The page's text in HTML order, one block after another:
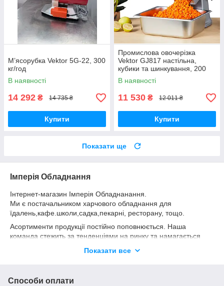
М’ясорубка Vektor 5G-22, 300
кг/год
В наявності
14 292 ₴ 14 735 ₴
Купити
Промислова овочерізка
Vektor GJ817 настільна,
кубики та шинкування, 200
Вт, 15 кг/год
В наявності
11 530 ₴ 12 011 ₴
Купити
Показати ще
Імперія Обладнання
Інтернет-магазин Імперія Обладнанання.
Ми є постачальником харчового обладнання для
їдалень,кафе.школи,садка,пекарні, ресторану, тощо.
Асортименти продукції постійно поповнюється. Наша
команда стежить за тенденціями на ринку та намагається
сфері громадського харчування.
Телефонуйте! Отримайте найкращу пропозицію!
Показати все
Способи оплати